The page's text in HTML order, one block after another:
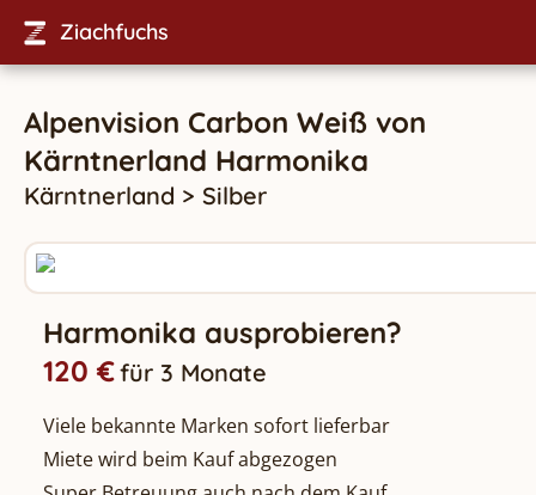
Ziachfuchs
Alpenvision Carbon Weiß von
Kärntnerland Harmonika
Kärntnerland > Silber
Harmonika ausprobieren?
120 €für 3 Monate
Viele bekannte Marken sofort lieferbar
Miete wird beim Kauf abgezogen